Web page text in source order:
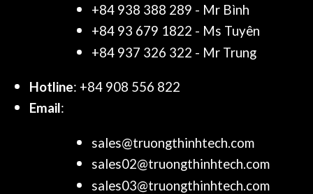
+84 938 388 289 - Mr Bình
+84 93 679 1822 - Ms Tuyên
+84 937 326 322 - Mr Trung
Hotline: +84 908 556 822
Email:
sales@truongthinhtech.com
sales02@truongthinhtech.com
sales03@truongthinhtech.com